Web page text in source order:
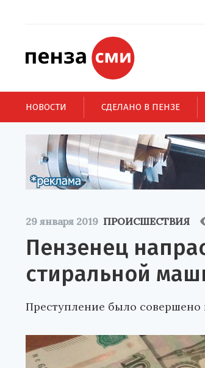
НОВОСТИ СДЕЛАНО В ПЕНЗЕ
29 января 2019 ПРОИСШЕСТВИЯ
Пензенец
стиральной
Преступление было совершено